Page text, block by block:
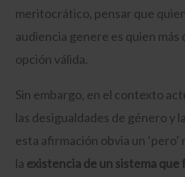
meritocrático, pensar que
audiencia genere es quien más
opción válida.
Sin embargo, en el contexto
las desigualdades de género y
esta afirmación obvia un ‘pero’
la existencia de un sistema que